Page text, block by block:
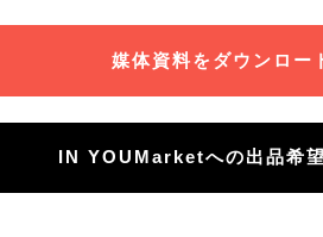
媒体資料をダウンロー
IN YOUMarketへの出品希